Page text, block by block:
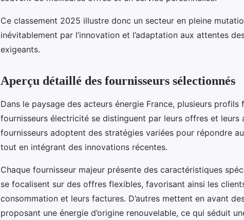
Ce classement 2025 illustre donc un secteur en pleine
inévitablement par l’innovation et l’adaptation aux attentes
exigeants.
Aperçu détaillé des fournisseurs sélectionnés
Dans le paysage des acteurs énergie France, plusieurs
fournisseurs électricité se distinguent par leurs offres et leurs
fournisseurs adoptent des stratégies variées pour répondre
tout en intégrant des innovations récentes.
Chaque fournisseur majeur présente des caractéristiques
se focalisent sur des offres flexibles, favorisant ainsi les
consommation et leurs factures. D’autres mettent en avant
proposant une énergie d’origine renouvelable, ce qui séduit